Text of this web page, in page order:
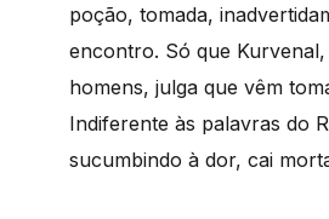
poção, tomada,
encontro. Só que
homens, julga que vêm
Indiferente às palavras do
sucumbindo à dor, cai